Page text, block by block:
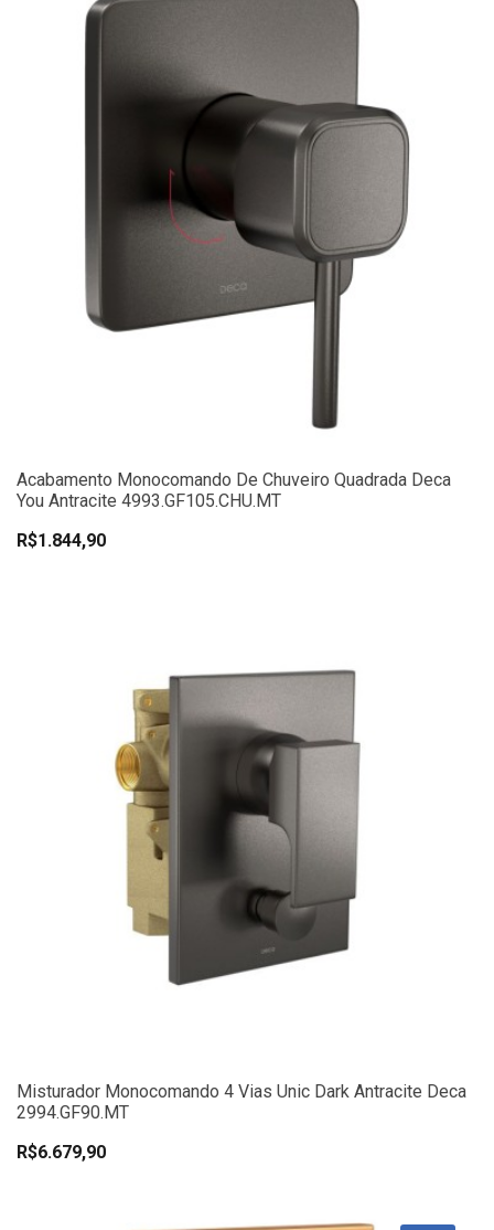
Acabamento Monocomando De Chuveiro Quadrada Deca
You Antracite 4993.GF105.CHU.MT
R$1.844,90
Misturador Monocomando 4 Vias Unic Dark Antracite Deca
2994.GF90.MT
R$6.679,90